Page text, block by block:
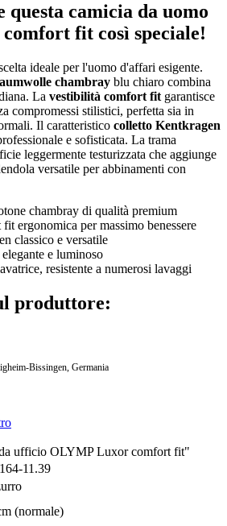
questa camicia da uomo
fit così speciale!
ideale per l'uomo d'affari esigente.
chambray blu chiaro combina
La vestibilità comfort fit garantisce
compromessi stilistici, perfetta sia in
Il caratteristico colletto Kentkragen
e sofisticata. La trama
leggermente testurizzata che aggiunge
versatile per abbinamenti con
chambray di qualità premium
ergonomica per massimo benessere
classico e versatile
e luminoso
resistente a numerosi lavaggi
produttore:
Bissingen, Germania
ufficio OLYMP Luxor comfort fit"
11.39
(normale)